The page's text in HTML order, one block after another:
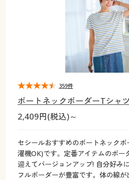
カーテン・ラグ・ファブリック
美容・健康・サプリメント
ジュニア・ティーンズ下着
大きいサイズ通販すべて
大きいサイズ レディース服
大きいサイズ レディース下着
大きいサイズ メンズ
大きいサイズ 事務・制服
カタログ
カタログ・チラシからのご注文
デジタルカタログ
カーテン・ラグ・ファブリック
ジュニア・ティーンズ下着
大きいサイズ レディース服
大きいサイズ レディース下着
大きいサイズ メンズ
大きいサイズ 事務・制服
シークレットセール
商品カテゴリ一覧
カタログ
カタログ無料プレゼント
ボートネックボーダーTシャ
2,409円(税込)～
セシールおすすめのボートネック
濯機OK)です。定番アイテムのボー
迎えてバージョンアップ! 自分好み
フルボーダーが豊富です。体の線
359件